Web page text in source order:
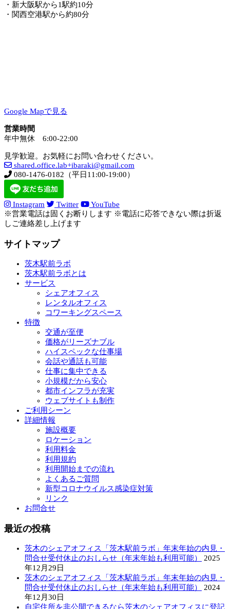
・新大阪駅から1駅約10分
・関西空港駅から約80分
Google Mapで見る
営業時間
年中無休 6:00-22:00
見学歓迎。お気軽にお問い合わせください。
shared.office.lab+ibaraki@gmail.com
080-1476-0182（平日11:00-19:00）
Instagram Twitter
YouTube
※営業電話は固くお断りします ※電話に応答できない際は折返
しご連絡差し上げます
サイトマップ
茨木駅前ラボ
茨木駅前ラボとは
サービス
シェアオフィス
レンタルオフィス
コワーキングスペース
特徴
交通が至便
価格がリーズナブル
ハイスペックな仕事場
会話や通話も可能
仕事に集中できる
小規模だから安心
都市インフラが充実
ウェブサイトも制作
ご利用シーン
詳細情報
施設概要
ロケーション
利用料金
利用規約
利用開始までの流れ
よくあるご質問
新型コロナウイルス感染症対策
リンク
お問合せ
最近の投稿
茨木のシェアオフィス「茨木駅前ラボ」年末年始の内見・
問合せ受付休止のおしらせ（年末年始も利用可能）
2025
年12月29日
茨木のシェアオフィス「茨木駅前ラボ」年末年始の内見・
問合せ受付休止のおしらせ（年末年始も利用可能）
2024
年12月30日
自宅住所を非公開できるなら茨木のシェアオフィスに登記